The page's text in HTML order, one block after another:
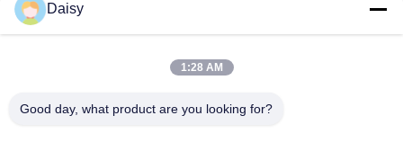
Daisy
1:28 AM
Good day, what product are you looking for?